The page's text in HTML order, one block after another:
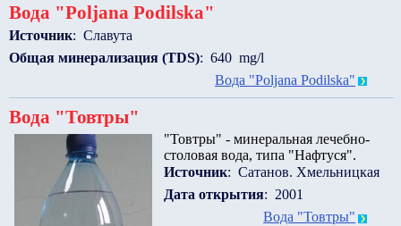
Вода "Poljana Podilska"
Источник: Славута
Общая минерализация (TDS): 640 mg/l
Вода "Poljana Podilska"
Вода "Товтры"
"Товтры" - минеральная лечебно-
столовая вода, типа "Нафтуся".
Источник: Сатанов. Хмельницкая
Дата открытия: 2001
Вода "Товтры"